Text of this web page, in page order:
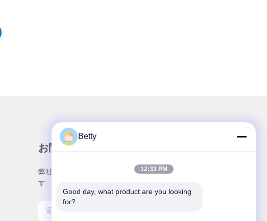
お問い合わせ
弊社製品についてのお問い合わせは、こちらで受付しておりま
す.
Betty
12:33 PM
Good day, what product are you looking
for?